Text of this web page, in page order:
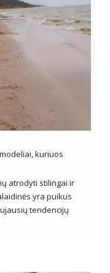
kuriuos
atrodyti stilingai ir
yra puikus
tendencijų